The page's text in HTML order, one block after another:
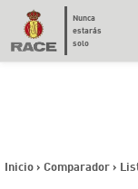
Nunca
estarás
solo
Inicio > Comparador >